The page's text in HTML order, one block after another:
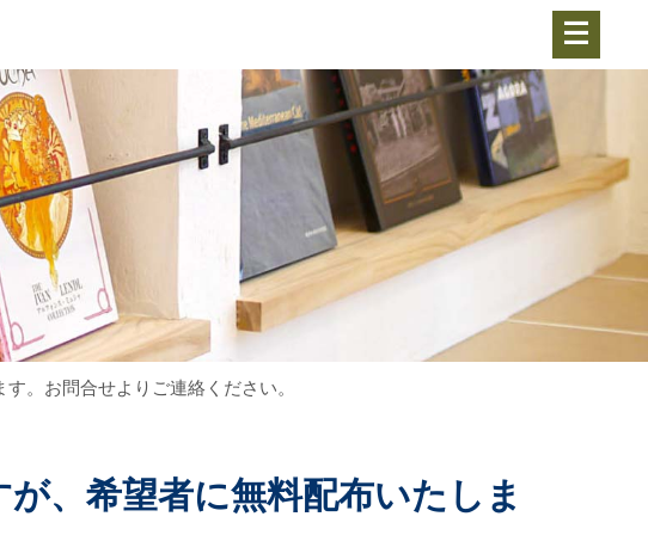
。お問合せよりご連絡ください。
、希望者に無料配布いたしま